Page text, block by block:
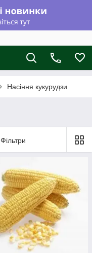
Насіння кукурудзи
Фільтри